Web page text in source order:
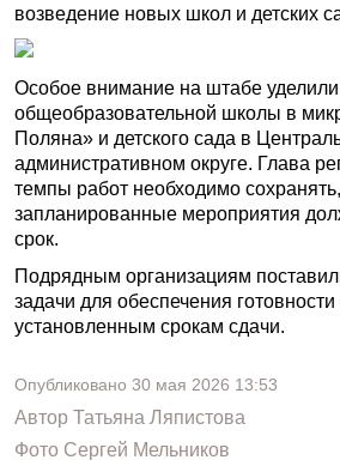
возведение новых школ и детских
Особое внимание на штабе уделили
общеобразовательной школы в
Поляна» и детского сада в
административном округе. Глава
темпы работ необходимо
запланированные мероприятия
срок.
Подрядным организациям
задачи для обеспечения готовности
установленным срокам сдачи.
Опубликовано 30 мая 2026 13:53
Автор Татьяна Ляпистова
Фото Сергей Мельников